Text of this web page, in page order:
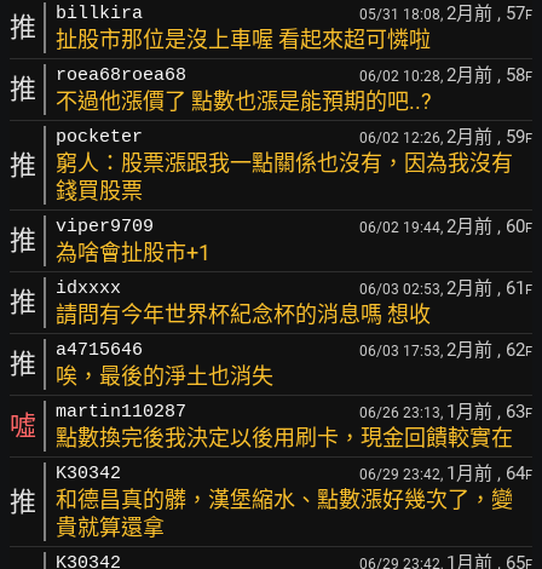
推 billkira 05/31 18:08, 2月前 , 57F
扯股市那位是沒上車喔 看起來超可憐啦
推 roea68roea68 06/02 10:28, 2月前 , 58F
不過他漲價了 點數也漲是能預期的吧..?
推
pocketer 06/02 12:26, 2月前 , 59F
窮人：股票漲跟我一點關係也沒有，因為我沒有
錢買股票
推 viper9709 06/02 19:44, 2月前 , 60F
為啥會扯股市+1
推 idxxxx 06/03 02:53, 2月前 , 61 F
請問有今年世界杯紀念杯的消息嗎 想收
推 a4715646 06/03 17:53, 2月前 , 62F
唉，最後的淨土也消失
噓 martin110287 06/26 23:13, 1月前 , 63F
點數換完後我決定以後用刷卡，現金回饋較實在
推
K30342 06/29 23:42, 1月前 , 64F
和德昌真的髒，漢堡縮水、點數漲好幾次了，變
貴就算還拿
K30342 06/29 23:42, 1月前 , 65F